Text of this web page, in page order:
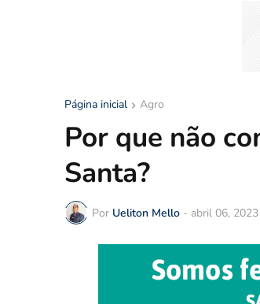
Página inicial Agro
Por que não
Santa?
Por Ueliton Mello - abril 06, 2023